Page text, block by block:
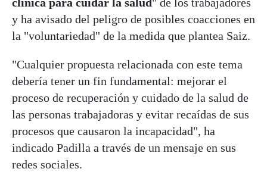
y ha avisado del peligro de posibles coacciones en
la "voluntariedad" de la medida que plantea Saiz.
"Cualquier propuesta relacionada con este tema
debería tener un fin fundamental: mejorar el
proceso de recuperación y cuidado de la salud de
las personas trabajadoras y evitar recaídas de sus
procesos que causaron la incapacidad", ha
indicado Padilla a través de un mensaje en sus
redes sociales.